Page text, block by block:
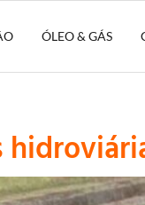
ÓLEO & GÁS